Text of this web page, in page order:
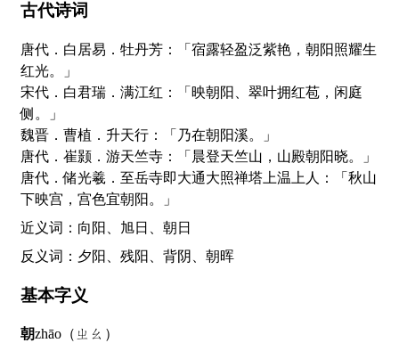
古代诗词
唐代．白居易．牡丹芳：「宿露轻盈泛紫艳，朝阳照耀生
红光。」
宋代．白君瑞．满江红：「映朝阳、翠叶拥红苞，闲庭
侧。」
魏晋．曹植．升天行：「乃在朝阳溪。」
唐代．崔颢．游天竺寺：「晨登天竺山，山殿朝阳晓。」
唐代．储光羲．至岳寺即大通大照禅塔上温上人：「秋山
下映宫，宫色宜朝阳。」
近义词：向阳、旭日、朝日
反义词：夕阳、残阳、背阴、朝晖
基本字义
朝zhāo（ㄓㄠ）